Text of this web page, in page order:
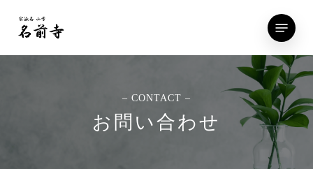
Menu
– CONTACT –
お問い合わせ